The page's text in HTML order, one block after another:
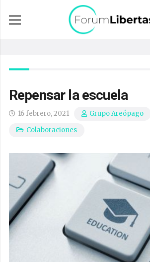
Repensar la escuela
16 febrero, 2021
Grupo Areópago
Colaboraciones